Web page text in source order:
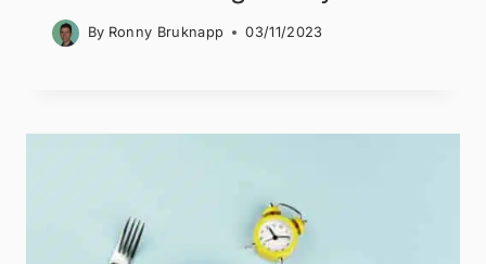
By Ronny Bruknapp 03/11/2023